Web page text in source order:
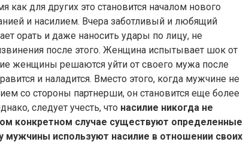
как для других это становится началом нового
и насилием. Вчера заботливый и любящий
орать и даже наносить удары по лицу, не
после этого. Женщина испытывает шок от
женщины решаются уйти от своего мужа после
и наладится. Вместо этого, когда мужчине не
со стороны партнерши, он становится еще более
следует учесть, что насилие никогда не
конкретном случае существуют определенные
используют насилие в отношении своих